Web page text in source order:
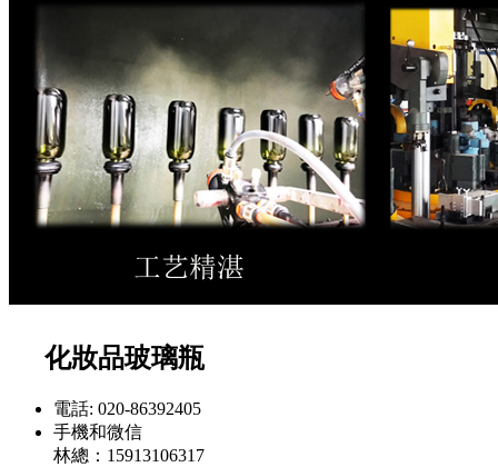
化妝品玻璃瓶
電話: 020-86392405
手機和微信
林總：15913106317